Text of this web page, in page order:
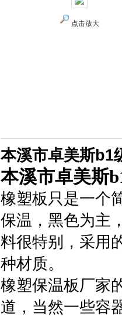
点击放大
本溪市卓美斯b1
本溪市卓美斯
橡塑板只是一个
保温，黑色为主
料很特别，采用
种材质。
橡塑保温板厂家
道，当然一些容